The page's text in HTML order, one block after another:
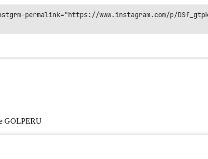
permalink="https://www.instagram.com/p/
GOLPERU